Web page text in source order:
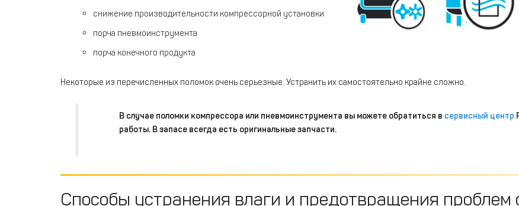
снижение производительности компрессорной установки
порча пневмоинструмента
порча конечного продукта
Некоторые из перечисленных поломок очень серьезные. Устранить их самостоятельно крайне сложно.
В случае поломки компрессора или пневмоинструмента вы можете обратиться в сервисный центр
работы. В запасе всегда есть оригинальные запчасти.
Способы устранения влаги и предотвращения проблем